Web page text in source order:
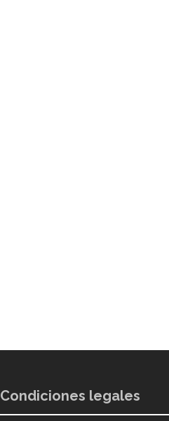
Condiciones legales